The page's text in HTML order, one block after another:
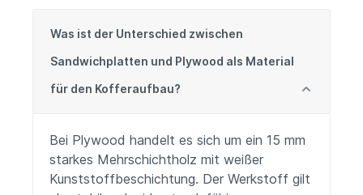
Was ist der Unterschied zwischen
Sandwichplatten und Plywood als Material
für den Kofferaufbau?
Bei Plywood handelt es sich um ein 15 mm
starkes Mehrschichtholz mit weißer
Kunststoffbeschichtung. Der Werkstoff gilt